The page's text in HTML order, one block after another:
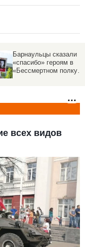
Барнаульцы сказали
«спасибо» героям в
«Бессмертном полку».
всех видов